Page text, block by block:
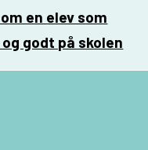
en elev som
godt på skolen